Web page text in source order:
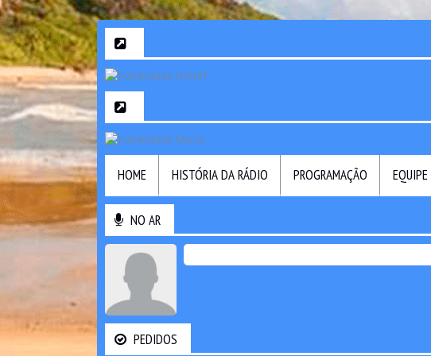
HOME HISTÓRIA DA RÁDIO PROGRAMAÇÃO EQUIPE
NO AR
PEDIDOS